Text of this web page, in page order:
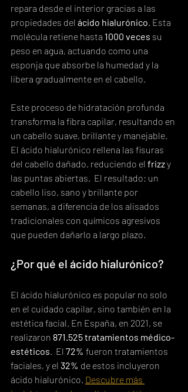
repara desde el interior gracias a las
propiedades del ácido hialurónico. Esta
molécula retiene hasta 1000 veces su
peso en agua, actuando como una
esponja que absorbe la humedad y la
libera gradualmente en el cabello.
Este proceso de hidratación profunda
transforma la fibra capilar, resultando en
un cabello suave, brillante y manejable.
El ácido hialurónico rellena las fisuras
del cabello dañado, reduciendo el frizz y
las puntas abiertas.  El resultado: un
cabello liso, sano y brillante por
semanas, a diferencia de los alisados
tradicionales con químicos agresivos
que pueden dañarlo a largo plazo.
¿Por qué el ácido hialurónico?
El ácido hialurónico es popular no solo
en el cuidado capilar, sino también en la
estética facial. En España, en 2021, se
realizaron 871.525 tratamientos médico-
estéticos.  El 72% fueron tratamientos
faciales, y el 32% de estos incluyeron
ácido hialurónico. Descubre más